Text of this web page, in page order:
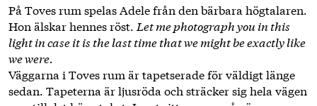
På Toves rum spelas Adele från den bärbara högtalaren.
Hon älskar hennes röst. Let me photograph you in this
light in case it is the last time that we might be exactly like
we were.
Väggarna i Toves rum är tapetserade för väldigt länge
sedan. ­Tapeterna är ljusröda och sträcker sig hela vägen